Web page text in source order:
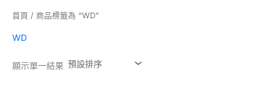
首頁 / 商品標籤為 “WD”
WD
顯示單一結果